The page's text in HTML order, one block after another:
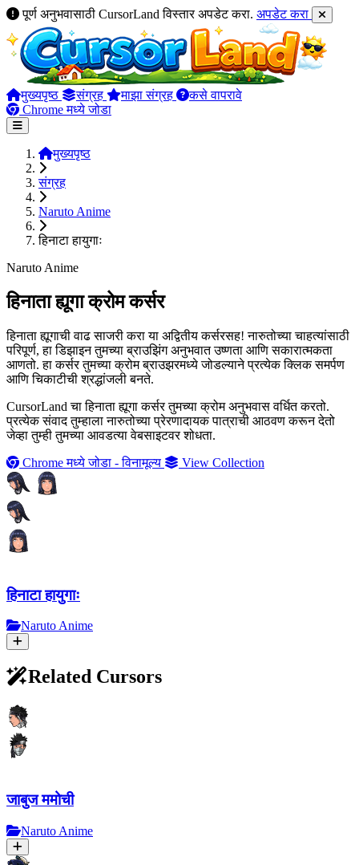
पूर्ण अनुभवासाठी CursorLand विस्तार अपडेट करा. अपडेट करा
मुख्यपृष्ठ संग्रह माझा संग्रह
कसे वापरावे
Chrome मध्ये जोडा
मुख्यपृष्ठ
संग्रह
Naruto Anime
हिनाटा हायुगाः
Naruto Anime
हिनाता ह्यूगा क्रोम कर्सर
हिनाता ह्यूगाची वाढ साजरी करा या अद्वितीय कर्सरसह! नारुतोच्या चाहत्यांसाठी
परिपूर्ण, हा डिझाइन तुमच्या ब्राउझिंग अनुभवात उष्णता आणि सकारात्मकता
आणतो. हा कर्सर तुमच्या क्रोम ब्राउझरमध्ये जोडल्याने प्रत्येक क्लिक समर्पण
आणि चिकाटीची श्रद्धांजली बनते.
CursorLand चा हिनाता ह्यूगा कर्सर तुमच्या क्रोम अनुभवास वर्धित करतो.
प्रत्येक संवाद तुम्हाला नारुतोच्या प्रेरणादायक पात्राची आठवण करून देतो
जेव्हा तुम्ही तुमच्या आवडत्या वेबसाइटवर शोधता.
Chrome मध्ये जोडा - विनामूल्य
View Collection
हिनाटा हायुगाः
Naruto Anime
Related Cursors
जाबुज ममोची
Naruto Anime